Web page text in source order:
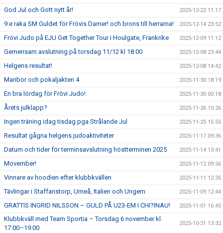
God Jul och Gott nytt år! 2025-12-22 11:17
9:e raka SM Guldet för Frövis Damer! och brons till herrarna! 2025-12-14 23:52
Frövi Judo på EJU Get Together Tour i Houlgate, Frankrike 2025-12-09 11:12
Gemensam avslutning på torsdag 11/12 kl 18:00 2025-12-08 23:44
Helgens resultat! 2025-12-08 14:42
Maribor och pokaljakten 4 2025-11-30 18:19
En bra lördag för Frövi Judo! 2025-11-30 00:18
Årets julklapp? 2025-11-26 10:26
Ingen träning idag tisdag pga Strålande Jul 2025-11-25 15:55
Resultat gågna helgens judoaktiviteter 2025-11-17 09:36
Datum och tider för terminsavslutning höstterminen 2025 2025-11-14 13:41
Movember! 2025-11-12 09:56
Vinnare av hoodien efter klubbkvällen 2025-11-11 12:35
Tävlingar i Staffanstorp, Umeå, Italien och Ungern 2025-11-09 12:44
GRATTIS INGRID NILSSON – GULD PÅ U23-EM I CHI?INAU! 2025-11-01 16:45
Klubbkväll med Team Sportia – Torsdag 6 november kl.
17:00–19:00
2025-10-31 13:32